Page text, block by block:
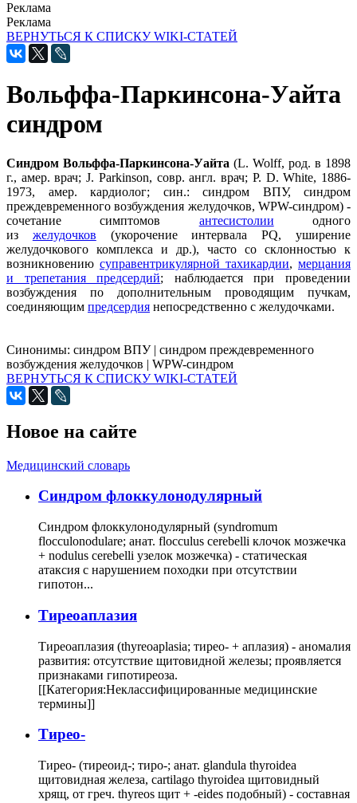
Реклама
Реклама
ВЕРНУТЬСЯ К СПИСКУ WIKI-СТАТЕЙ
Вольффа-Паркинсона-Уайта
синдром
Синдром Вольффа-Паркинсона-Уайта (L. Wolff, род. в 1898
г., амер. врач; J. Parkinson, совр. англ. врач; P. D. White, 1886-
1973, амер. кардиолог; син.: синдром ВПУ, синдром
преждевременного возбуждения желудочков, WPW-синдром) -
сочетание симптомов антесистолии одного
из желудочков (укорочение интервала PQ, уширение
желудочкового комплекса и др.), часто со склонностью к
возникновению суправентрикулярной тахикардии, мерцания
и трепетания предсердий; наблюдается при проведении
возбуждения по дополнительным проводящим пучкам,
соединяющим предсердия непосредственно с желудочками.
Синонимы: синдром ВПУ| синдром преждевременного
возбуждения желудочков | WPW-синдром
ВЕРНУТЬСЯ К СПИСКУ WIKI-СТАТЕЙ
Новое на сайте
Медицинский словарь
Cиндром флоккулонодулярный
Синдром флоккулонодулярный (syndromum
flocculonodulare; анат. flocculus cerebelli клочок мозжечка
+ nodulus cerebelli узелок мозжечка) - статическая
атаксия с нарушением походки при отсутствии
гипотон...
Тиреоаплазия
Тиреоаплазия (thyreoaplasia; тирео- + аплазия) - аномалия
развития: отсутствие щитовидной железы; проявляется
признаками гипотиреоза.
[[Категория:Неклассифицированные медицинские
термины]]
Тирео-
Тирео- (тиреоид-; тиро-; анат. glandula thyroidea
щитовидная железа, cartilago thyroidea щитовидный
хрящ, от греч. thyreos щит + -eides подобный) - составная